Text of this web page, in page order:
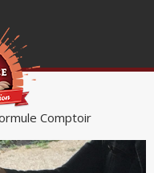
Comptoir